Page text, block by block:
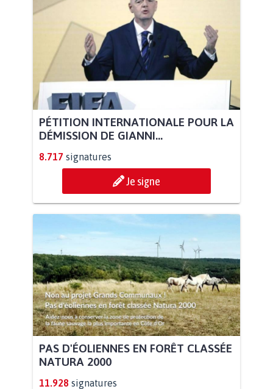
PÉTITION INTERNATIONALE POUR LA
DÉMISSION DE GIANNI...
8.717 signatures
Je signe
PAS D'ÉOLIENNES EN FORÊT CLASSÉE
NATURA 2000
11.928 signatures